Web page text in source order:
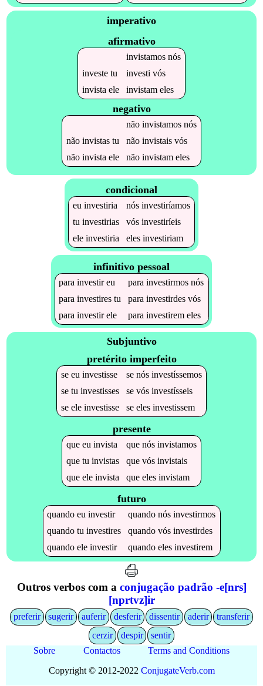
imperativo
afirmativo
invistamosnós
investetu investi vós
invista ele invistameles
negativo
não invistamosnós
não invistastu não invistaisvós
não invista ele não invistameles
condicional
eu investiria nós investiríamos
tu investirias vós investiríeis
ele investiria eles investiriam
infinitivo pessoal
parainvestireu parainvestirmos nós
parainvestires tu parainvestirdes vós
parainvestirele parainvestirem eles
Subjuntivo
pretérito imperfeito
se eu investisse se nós investíssemos
se tu investisses se vós investísseis
se ele investisse se eles investissem
presente
que eu invista que nós invistamos
que tu invistas que vós invistais
que ele invista que eles invistam
futuro
quandoeuinvestir quandonósinvestirmos
quandotuinvestires quandovósinvestirdes
quandoeleinvestir quandoelesinvestirem
Outros verbos com a conjugação padrão -e[nrs]
[nprtvz]ir
preferir sugerir auferir desferir dissentir aderir
transferir
cerzir
despir
sentir
Sobre
Contactos
Terms and Conditions
Copyright © 2012-2022 ConjugateVerb.com